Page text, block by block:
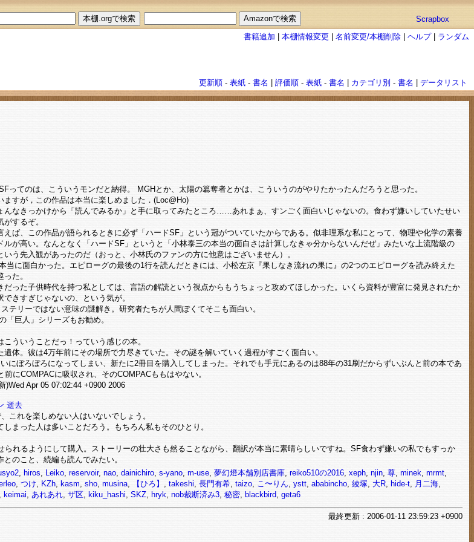
Scrapbox
書籍追加 |本棚情報変更 |名前変更/本棚削除 |ヘルプ| ランダム
更新順 -表紙 -書名 |評価順 -表紙 -書名 カテゴリ別 -書名 |データリスト
ってのは、こういうモンだと納得。 MGHとか、太陽の簒奪者とかは、こういうのがやりたかったんだろうと思った。
ますが，この作品は本当に楽しめました．(Loc@Ho)
んなきっかけから「読んでみるか」と手に取ってみたところ……あれまぁ、すンごく面白いじゃないの。食わず嫌いしていたせい
するぞ。
えば、この作品が語られるときに必ず「ハードSF」という冠がついていたからである。似非理系な私にとって、物理や化学の素養
ルが高い。なんとなく「ハードSF」というと「小林泰三の本当の面白さは計算しなきゃ分からないんだぜ」みたいな上流階級の
う先入観があったのだ（おっと、小林氏のファンの方に他意はございません）。
当に面白かった。エピローグの最後の1行を読んだときには、小松左京『果しなき流れの果に』の2つのエピローグを読み終えた
た。
だった子供時代を持つ私としては、言語の解読という視点からもうちょっと攻めてほしかった。いくら資料が豊富に発見されたか
きすぎじゃないの、という気が。
テリーではない意味の謎解き。研究者たちが人間ぽくてそこも面白い。
「巨人」シリーズもお勧め。
ういうことだっ！っていう感じの本。
体。彼は4万年前にその場所で力尽きていた。その謎を解いていく過程がすごく面白い。
にぼろぼろになってしまい、新たに2冊目を購入してしまった。それでも手元にあるのは88年の31刷だからずいぶんと前の本であ
にCOMPACに吸収され、そのCOMPACももはやない。
)Wed Apr 05 07:02:44 +0900 2006
逝去
これを楽しめない人はいないでしょう。
まった人は多いことだろう。もちろん私もそのひとり。
られるようにして購入。ストーリーの壮大さも然ることながら、翻訳が本当に素晴らしいですね。SF食わず嫌いの私でもすっか
のこと、続編も読んでみたい。
, hiros, Leiko, reservoir, nao, dainichiro, s-yano, m-use, 夢幻燈本舗別店書庫, reiko510の2016, xeph, njin, 尊, minek, mrmt,
, つけ, KZh, kasm, sho, musina, 【ひろ】 , takeshi, 長門有希, taizo, こ〜りん, ystt, ababincho, 綾塚, 大R, hide-t, 月二海,
, keimai, あれあれ, ザ区, kiku_hashi, SKZ, hryk, nob裁断済み3, 秘密, blackbird, geta6
最終更新: 2006-01-11 23:59:23 +0900